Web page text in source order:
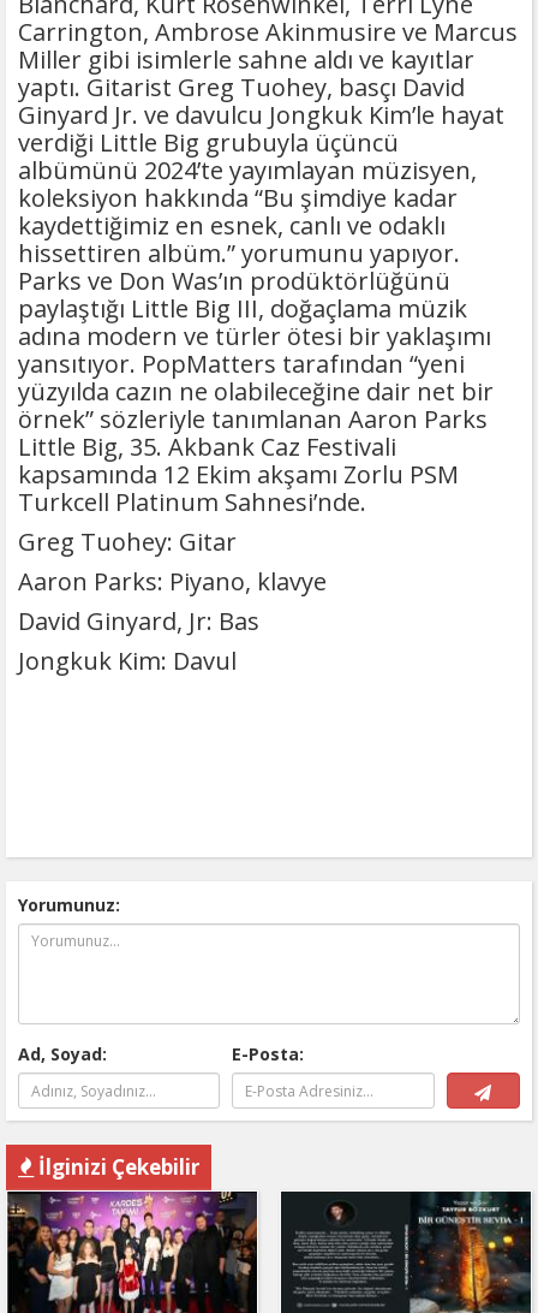
Carrington, Ambrose Akinmusire ve Marcus
Miller gibi isimlerle sahne aldı ve kayıtlar
yaptı. Gitarist Greg Tuohey, basçı David
Ginyard Jr. ve davulcu Jongkuk Kim’le hayat
verdiği Little Big grubuyla üçüncü
albümünü 2024’te yayımlayan müzisyen,
koleksiyon hakkında “Bu şimdiye kadar
kaydettiğimiz en esnek, canlı ve odaklı
hissettiren albüm.” yorumunu yapıyor.
Parks ve Don Was’ın prodüktörlüğünü
paylaştığı Little Big III, doğaçlama müzik
adına modern ve türler ötesi bir yaklaşımı
yansıtıyor. PopMatters tarafından “yeni
yüzyılda cazın ne olabileceğine dair net bir
örnek” sözleriyle tanımlanan Aaron Parks
Little Big, 35. Akbank Caz Festivali
kapsamında 12 Ekim akşamı Zorlu PSM
Turkcell Platinum Sahnesi’nde.
Greg Tuohey: Gitar
Aaron Parks: Piyano, klavye
David Ginyard, Jr: Bas
Jongkuk Kim: Davul
Yorumunuz:
Ad, Soyad: E-Posta:
İlginizi Çekebilir